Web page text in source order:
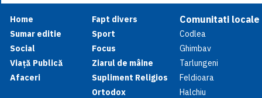
Home
Sumar editie
Social
Viață Publică
Afaceri
Fapt divers
Sport
Focus
Ziarul de mâine
Supliment Religios
Ortodox
Comunitati locale
Codlea
Ghimbav
Tarlungeni
Feldioara
Halchiu